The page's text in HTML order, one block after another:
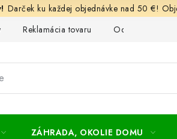
Darček ku každej objednávke nad 50 €!
Reklamácia tovaru Odstúpenie od
ZÁHRADA, OKOLIE DOMU